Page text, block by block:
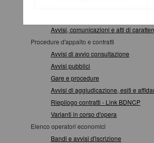
Atti e documenti di carattere generale riferiti
Avvisi, comunicazioni e atti di
Procedure d'appalto e contratti
Avvisi di avvio consultazione
Avvisi pubblici
Gare e procedure
Avvisi di aggiudicazione, esiti e
Riepilogo contratti - Link BDNCP
Varianti in corso d'opera
Elenco operatori economici
Bandi e avvisi d'iscrizione